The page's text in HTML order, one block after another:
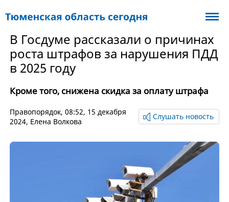
В Госдуме рассказали о причинах
роста штрафов за нарушения ПДД
в 2025 году
Кроме того, снижена скидка за оплату штрафа
Правопорядок, 08:52, 15 декабря
2024, Елена Волкова
Слушать новость